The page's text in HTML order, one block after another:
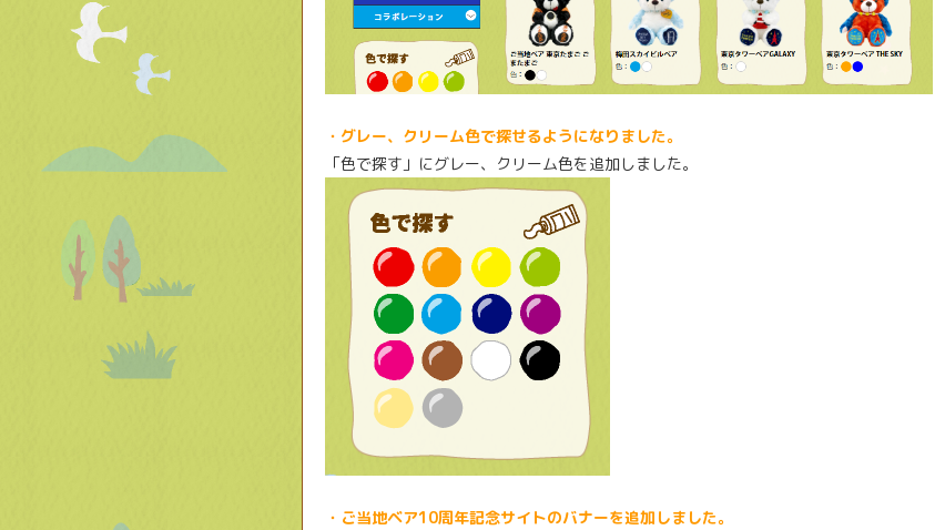
・グレー、クリーム色で探せるようになりました。
「色で探す」にグレー、クリーム色を追加しました。
・ご当地ベア10周年記念サイトのバナーを追加しました。